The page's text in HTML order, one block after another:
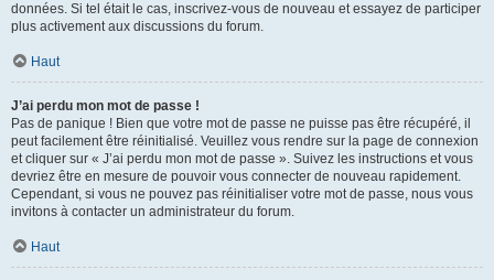
données. Si tel était le cas, inscrivez-vous de nouveau et essayez de participer
plus activement aux discussions du forum.
Haut
J’ai perdu mon mot de passe !
Pas de panique ! Bien que votre mot de passe ne puisse pas être récupéré, il
peut facilement être réinitialisé. Veuillez vous rendre sur la page de connexion
et cliquer sur « J’ai perdu mon mot de passe ». Suivez les instructions et vous
devriez être en mesure de pouvoir vous connecter de nouveau rapidement.
Cependant, si vous ne pouvez pas réinitialiser votre mot de passe, nous vous
invitons à contacter un administrateur du forum.
Haut